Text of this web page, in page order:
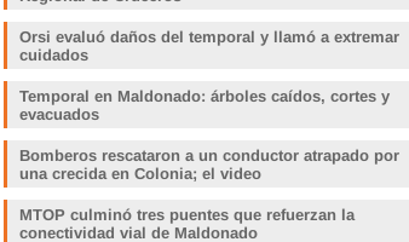
Orsi evaluó daños del temporal y llamó a extremar
cuidados
Temporal en Maldonado: árboles caídos, cortes y
evacuados
Bomberos rescataron a un conductor atrapado por
una crecida en Colonia; el video
MTOP culminó tres puentes que refuerzan la
conectividad vial de Maldonado